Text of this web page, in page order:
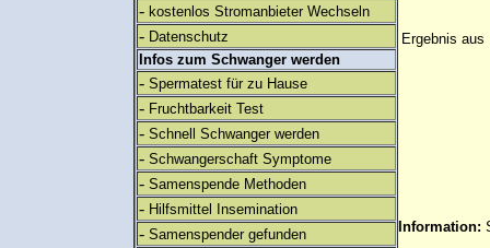
- kostenlos Stromanbieter Wechseln
- Datenschutz
Infos zum Schwanger werden
- Spermatest für zu Hause
- Fruchtbarkeit Test
- Schnell Schwanger werden
- Schwangerschaft Symptome
- Samenspende Methoden
- Hilfsmittel Insemination
- Samenspender gefunden
Ergebnis aus
Information: